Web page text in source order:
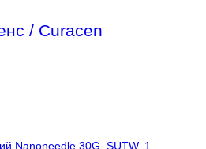
/ Curacen